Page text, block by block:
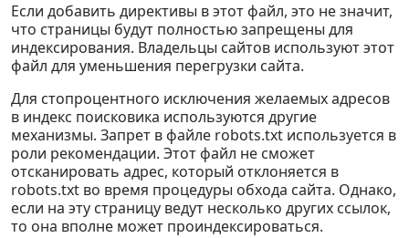
Если добавить директивы в этот файл, это не значит,
что страницы будут полностью запрещены для
индексирования. Владельцы сайтов используют этот
файл для уменьшения перегрузки сайта.
Для стопроцентного исключения желаемых адресов
в индекс поисковика используются другие
механизмы. Запрет в файле robots.txt используется в
роли рекомендации. Этот файл не сможет
отсканировать адрес, который отклоняется в
robots.txt во время процедуры обхода сайта. Однако,
если на эту страницу ведут несколько других ссылок,
то она вполне может проиндексироваться.